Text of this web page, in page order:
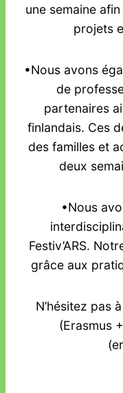
une semaine
projets
•Nous avons
de
partenaires
finlandais. Ces
des familles et
deux
•Nous
Festiv’ARS.
grâce aux
N’hésitez pas
(Erasmus